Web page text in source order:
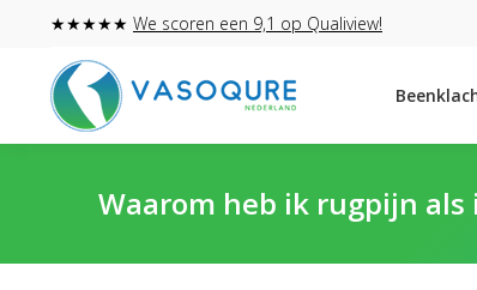
★★★★★ We scoren een 9,1 op Qualiview!
Waarom heb ik rugpijn als